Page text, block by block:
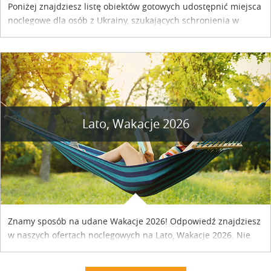
Poniżej znajdziesz listę obiektów gotowych udostępnić miejsca
noclegowe dla osób z Ukrainy, szukających schronienia w
Lato, Wakacje 2026
Znamy sposób na udane Wakacje 2026! Odpowiedź znajdziesz
w naszych ofertach noclegowych na Lato, Wakacje 2026. Nie
zwlekaj atrakcyjne noclegi czekają...